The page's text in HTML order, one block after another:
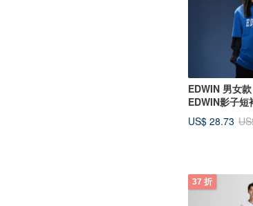
EDWIN 男女
EDWIN影子短
US$ 28.73
37 折